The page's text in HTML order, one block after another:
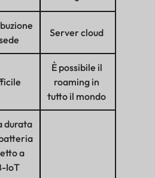
Server cloud
È possibile il
roaming in
tutto il mondo
durata
a
IoT